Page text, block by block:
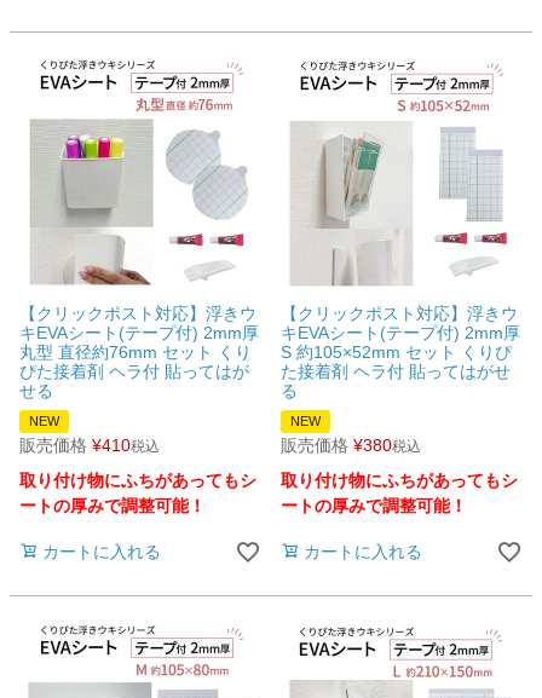
【クリックポスト対応】浮きウ
キEVAシート(テープ付) 2mm厚
丸型 直径約76mm セット くり
ぴた接着剤 ヘラ付 貼ってはが
せる
NEW
販売価格 ¥410税込
取り付け物にふちがあってもシ
ートの厚みで調整可能！
カートに入れる
【クリックポスト対応】浮きウ
キEVAシート(テープ付) 2mm厚
S 約105×52mm セット くりぴ
た接着剤 ヘラ付 貼ってはがせ
る
NEW
販売価格 ¥380税込
取り付け物にふちがあってもシ
ートの厚みで調整可能！
カートに入れる